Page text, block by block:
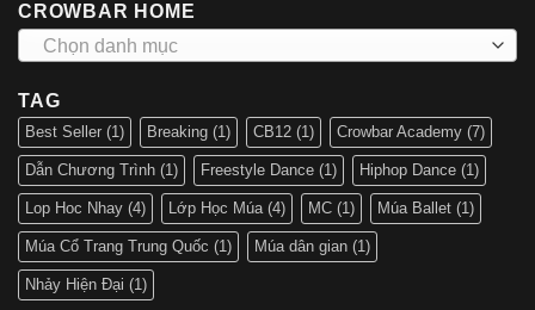
3,300,000 ₫.
CROWBAR HOME
Chọn danh mục
TAG
Best Seller (1) Breaking (1) CB12 (1) Crowbar Academy (7)
Dẫn Chương Trình (1) Freestyle Dance (1) Hiphop Dance (1)
Lop Hoc Nhay (4) Lớp Học Múa(4) MC (1) Múa Ballet (1)
Múa Cổ Trang Trung Quốc (1) Múa dân gian (1)
Nhảy Hiện Đại (1)